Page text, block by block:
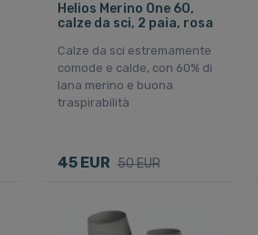
Helios Merino One 60,
calze da sci, 2 paia, rosa
Calze da sci estremamente
comode e calde, con 60% di
lana merino e buona
traspirabilità
45 EUR 50 EUR